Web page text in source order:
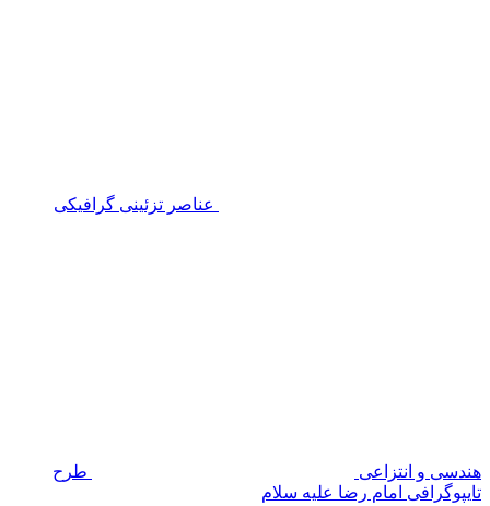
عناصر تزئینی گرافیکی
هندسی و انتزاعی
طرح
تایپوگرافی امام رضا علیه سلام